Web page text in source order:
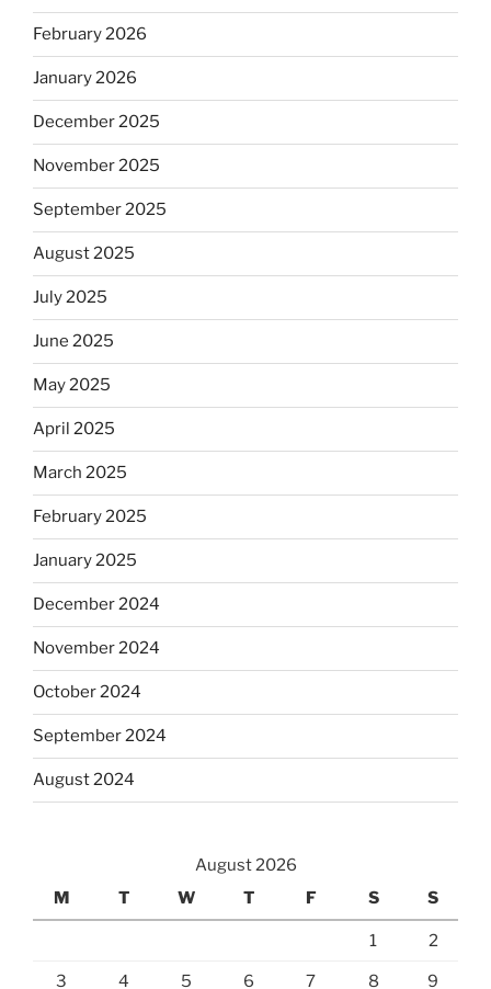
February 2026
January 2026
December 2025
November 2025
September 2025
August 2025
July 2025
June 2025
May 2025
April 2025
March 2025
February 2025
January 2025
December 2024
November 2024
October 2024
September 2024
August 2024
August 2026
M
T W T F S S
1 2
3 4 5 6 7 8 9